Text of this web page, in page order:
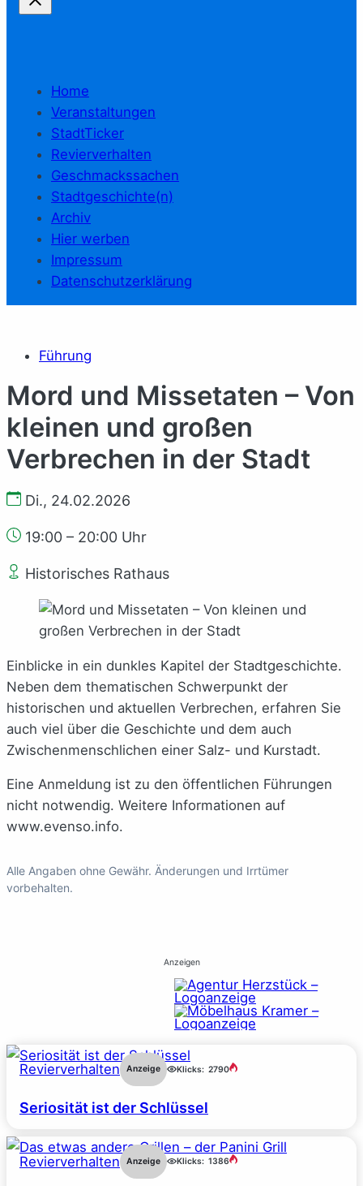
Home
Veranstaltungen
StadtTicker
Revierverhalten
Geschmackssachen
Stadtgeschichte(n)
Archiv
Hier werben
Impressum
Datenschutzerklärung
Führung
Mord und Missetaten – Von
kleinen und großen
Verbrechen in der Stadt
Di., 24.02.2026
19:00 – 20:00 Uhr
Historisches Rathaus
Einblicke in ein dunkles Kapitel der Stadtgeschichte.
Neben dem thematischen Schwerpunkt der
historischen und aktuellen Verbrechen, erfahren Sie
auch viel über die Geschichte und dem auch
Zwischenmenschlichen einer Salz- und Kurstadt.
Eine Anmeldung ist zu den öffentlichen Führungen
nicht notwendig. Weitere Informationen auf
www.evenso.info.
Alle Angaben ohne Gewähr. Änderungen und Irrtümer
vorbehalten.
Anzeigen
Revierverhalten Anzeige Klicks: 2790
Seriosität ist der Schlüssel
Revierverhalten Anzeige Klicks: 1386